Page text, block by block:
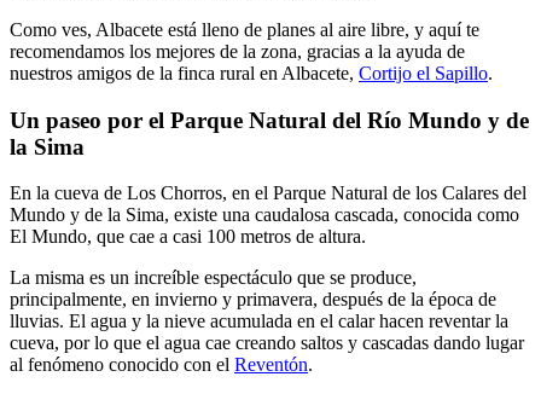
Como ves, Albacete está lleno de planes al aire libre, y aquí te
recomendamos los mejores de la zona, gracias a la ayuda de
nuestros amigos de la finca rural en Albacete, Cortijo el Sapillo.
Un paseo por el Parque Natural del Río Mundo y de
la Sima
En la cueva de Los Chorros, en el Parque Natural de los Calares del
Mundo y de la Sima, existe una caudalosa cascada, conocida como
El Mundo, que cae a casi 100 metros de altura.
La misma es un increíble espectáculo que se produce,
principalmente, en invierno y primavera, después de la época de
lluvias. El agua y la nieve acumulada en el calar hacen reventar la
cueva, por lo que el agua cae creando saltos y cascadas dando lugar
al fenómeno conocido con el Reventón.